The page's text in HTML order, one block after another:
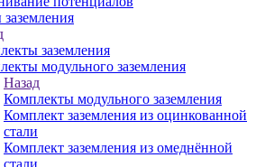
заземления
модульного заземления
Назад
Комплекты модульного заземления
Комплект заземления из оцинкованной
стали
Комплект заземления из омеднённой
стали